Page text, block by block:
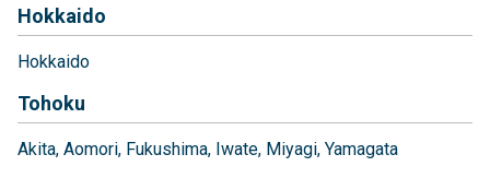
Hokkaido
Hokkaido
Tohoku
Akita Aomori Fukushima Iwate Miyagi Yamagata